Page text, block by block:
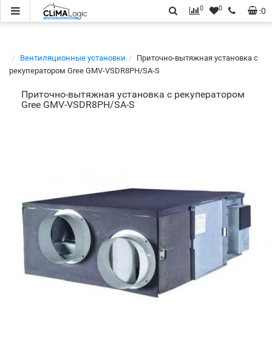
:0
0 0
Вентиляционные установки
Приточно-вытяжная установка с
рекуператором Gree GMV-VSDR8PH/SA-S
Приточно-вытяжная установка с рекуператором
Gree GMV-VSDR8PH/SA-S